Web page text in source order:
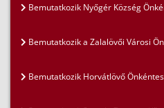
Bemutatkozik Nyőgér Község
Bemutatkozik a Zalalövői Városi
Bemutatkozik Horvátlövő